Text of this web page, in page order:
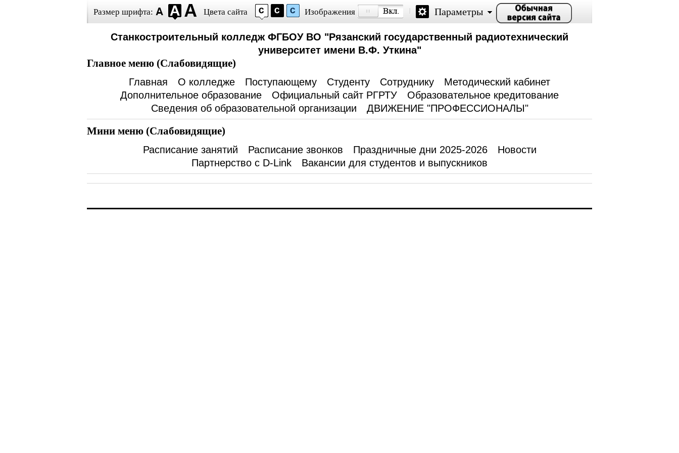
Размер шрифта: Цвета сайта Изображения Параметры
Станкостроительный колледж ФГБОУ ВО "Рязанский государственный радиотехнический
университет имени В.Ф. Уткина"
Главное меню (Слабовидящие)
Главная О колледже Поступающему Студенту Сотруднику
Методический кабинет
Дополнительное образование
Официальный сайт РГРТУ
Образовательное кредитование
Сведения об образовательной организации
ДВИЖЕНИЕ "ПРОФЕССИОНАЛЫ"
Мини меню (Слабовидящие)
Расписание занятий Расписание звонков Праздничные дни 2025-2026
Новости
Партнерство с D-Link
Вакансии для студентов и выпускников